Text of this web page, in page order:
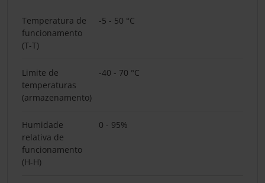
Temperatura de
funcionamento
(T-T)
-5 - 50 °C
Limite de
temperaturas
(armazenamento)
-40 - 70 °C
Humidade
relativa de
funcionamento
(H-H)
0 - 95%